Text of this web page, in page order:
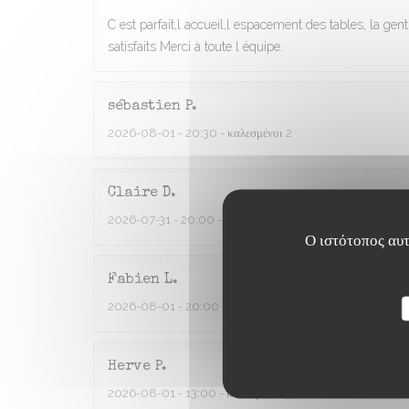
Ο ιστότοπος
C est parfait,l accueil,l espacement des tables, la
satisfaits Merci à toute l équipe.
sébastien P
2026-08-01 - 20:30 - καλεσμένοι 2
Claire D
2026-07-31 - 20:00 - καλεσμένοι 4
Fabien L
2026-08-01 - 20:00 - καλεσμένοι 6
Herve P
2026-08-01 - 13:00 - καλεσμένοι 3